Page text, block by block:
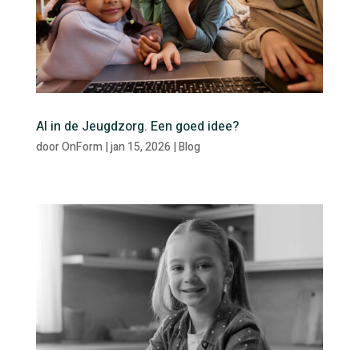
AI in de Jeugdzorg. Een goed idee?
doorOnForm |jan 15, 2026 |Blog